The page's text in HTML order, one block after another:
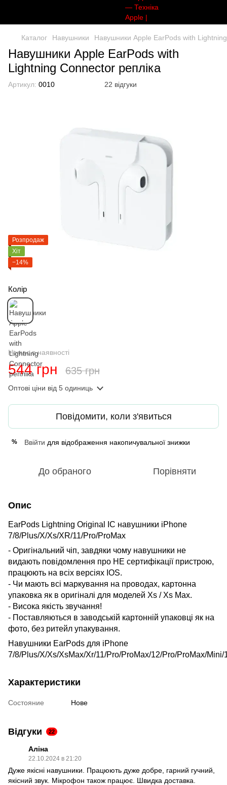
Каталог Навушники Навушники Apple EarPods with
Навушники Apple EarPods with
Lightning Connector репліка
Артикул: 0010 22 відгуки
Розпродаж
Хіт
−14%
Колір
Немає в наявності
544 грн 635 грн
Оптові ціни від 5 одиниць
Повідомити, коли з'явиться
% Ввійти для відображення накопичувальної знижки
До обраного Порівняти
Опис
EarPods Lightning Original IC навушники iPhone
7/8/Plus/X/Xs/XR/11/Pro/ProMax
- Оригінальний чіп, завдяки чому навушники не
видають повідомлення про НЕ сертифікації пристрою,
працюють на всіх версіях IOS.
- Чи мають всі маркування на проводах, картонна
упаковка як в оригіналі для моделей Xs / Xs Max.
- Висока якість звучання!
- Поставляються в заводській картонній упаковці як на
фото, без ритейл упакування.
Навушники EarPods для iPhone
7/8/Plus/X/Xs/XsMax/Xr/11/Pro/ProMax/12/Pro/ProMax/
Характеристики
Состояние Нове
Відгуки 22
Аліна
22.10.2024 в 21:20
Дуже якісні навушники. Працюють дуже добре, гарний гучний,
якісний звук. Мікрофон також працює. Швидка доставка.